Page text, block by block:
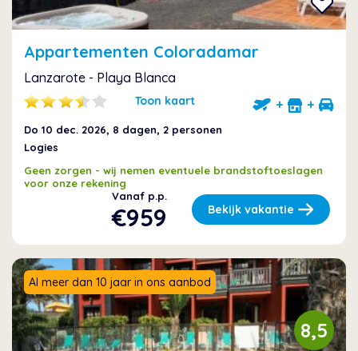
Appartementen Coloradamar
Lanzarote - Playa Blanca
Toon kaart + +
Do 10 dec. 2026, 8 dagen, 2 personen
Logies
Geen zorgen - wij nemen eventuele brandstoftoeslagen
voor onze rekening
Vanaf p.p.
€959 Bekijk vakantie
Al meer dan 10 jaar in ons aanbod
8,5